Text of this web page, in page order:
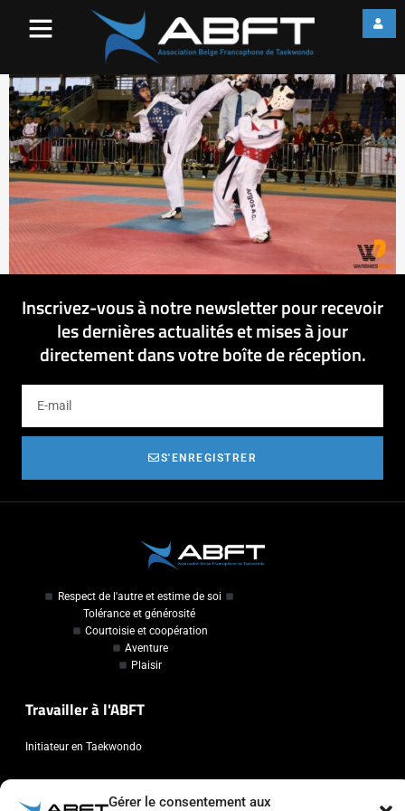
Gérer le consentement aux
Inscrivez-vous à notre newsletter pour recevoir
les dernières actualités et mises à jour
directement dans votre boîte de réception.
S'ENREGISTRER
Respect de l'autre et estime de soi
Tolérance et générosité
Courtoisie et coopération
Aventure
Plaisir
Travailler à l'ABFT
Initiateur en Taekwondo